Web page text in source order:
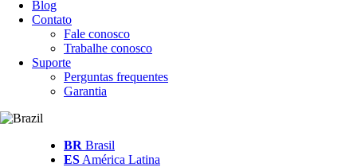
Blog
Contato
Fale conosco
Trabalhe conosco
Suporte
Perguntas frequentes
Garantia
BR Brasil
ES América Latina